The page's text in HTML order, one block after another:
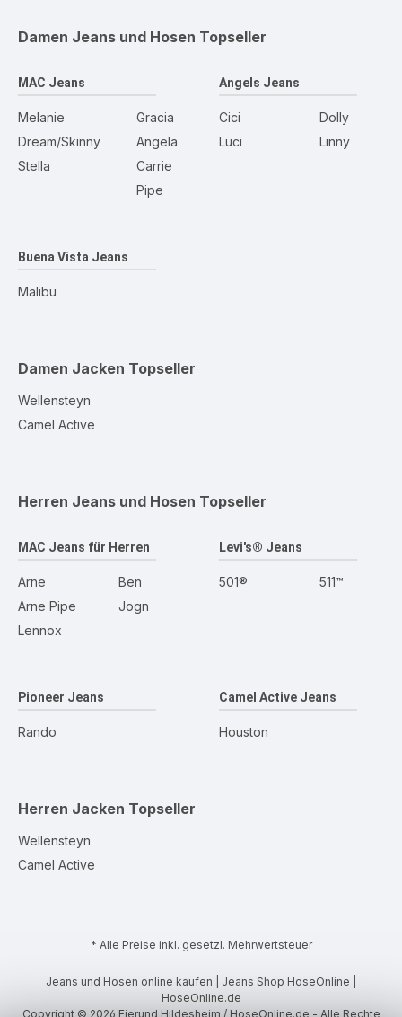
Damen Jeans und Hosen Topseller
MAC Jeans
Melanie
Dream/Skinny
Stella
Gracia
Angela
Carrie
Pipe
Angels Jeans
Cici
Luci
Dolly
Linny
Buena Vista Jeans
Malibu
Damen Jacken Topseller
Wellensteyn
Camel Active
Herren Jeans und Hosen Topseller
MAC Jeans für Herren
Arne
Arne Pipe
Lennox
Ben
Jogn
Levi's® Jeans
501® 511™
Pioneer Jeans
Rando
Camel Active Jeans
Houston
Herren Jacken Topseller
Wellensteyn
Camel Active
* Alle Preise inkl. gesetzl. Mehrwertsteuer
Jeans und Hosen online kaufen | Jeans Shop HoseOnline |
HoseOnline.de
Copyright © 2026 Eierund Hildesheim / HoseOnline.de - Alle Rechte